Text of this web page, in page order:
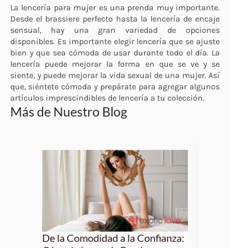
La lencería para mujer es una prenda muy importante.
Desde el brassiere perfecto hasta la lencería de encaje
sensual, hay una gran variedad de opciones
disponibles. Es importante elegir lencería que se ajuste
bien y que sea cómoda de usar durante todo el día. La
lencería puede mejorar la forma en que se ve y se
siente, y puede mejorar la vida sexual de una mujer. Así
que, siéntete cómoda y prepárate para agregar algunos
artículos imprescindibles de lencería a tu colección.
Más de Nuestro Blog
De la Comodidad a la Confianza: